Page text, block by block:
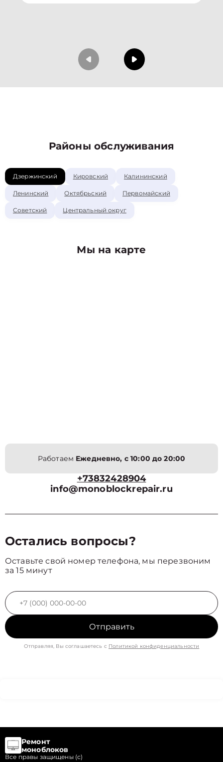
Районы обслуживания
Дзержинский Кировский Калининский
Ленинский Октябрьский Первомайский
Советский Центральный округ
Мы на карте
Работаем Ежедневно, с 10:00 до 20:00
+73832428904
info@monoblockrepair.ru
Остались вопросы?
Оставьте свой номер телефона, мы перезвоним
за 15 минут
Отправить
Отправляя, Вы соглашаетесь с Политикой конфиденциальности
Ремонт
моноблоков
Все правы защищены (с)